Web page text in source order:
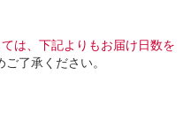
は、下記よりもお届け日数を
ご了承ください。